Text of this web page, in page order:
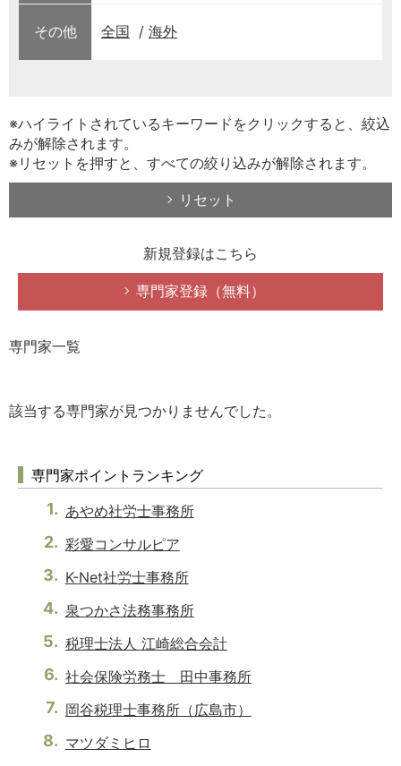
その他 全国 海外
※ハイライトされているキーワードをクリックすると、絞込
みが解除されます。
※リセットを押すと、すべての絞り込みが解除されます。
リセット
新規登録はこちら
専門家登録（無料）
専門家一覧
該当する専門家が見つかりませんでした。
専門家ポイントランキング
あやめ社労士事務所
彩愛コンサルピア
K-Net社労士事務所
泉つかさ法務事務所
税理士法人 江崎総合会計
社会保険労務士 田中事務所
岡谷税理士事務所（広島市）
マツダミヒロ